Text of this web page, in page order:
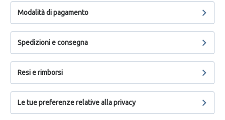
Modalità di pagamento
Spedizioni e consegna
Resi e rimborsi
Le tue preferenze relative alla privacy